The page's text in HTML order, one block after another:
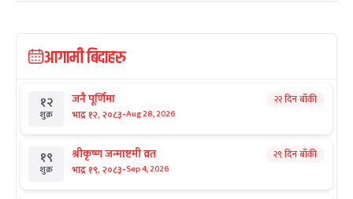
आगामी बिदाहरु
१२
शुक्र
जनै पूर्णिमा
भाद्र १२, २०८३-Aug 28, 2026
२२ दिन बाँकी
१९
शुक्र
श्रीकृष्ण जन्माष्टमी व्रत
भाद्र १९, २०८३-Sep 4, 2026
२९ दिन बाँकी